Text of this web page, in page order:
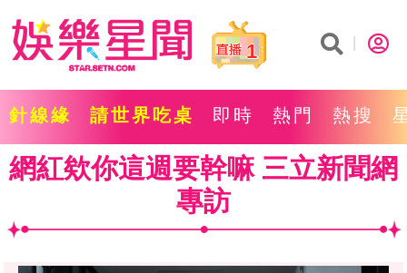
1
針線緣 請世界吃桌 即時 熱門 熱搜
網紅欸你這週要幹嘛 三立新聞網
專訪